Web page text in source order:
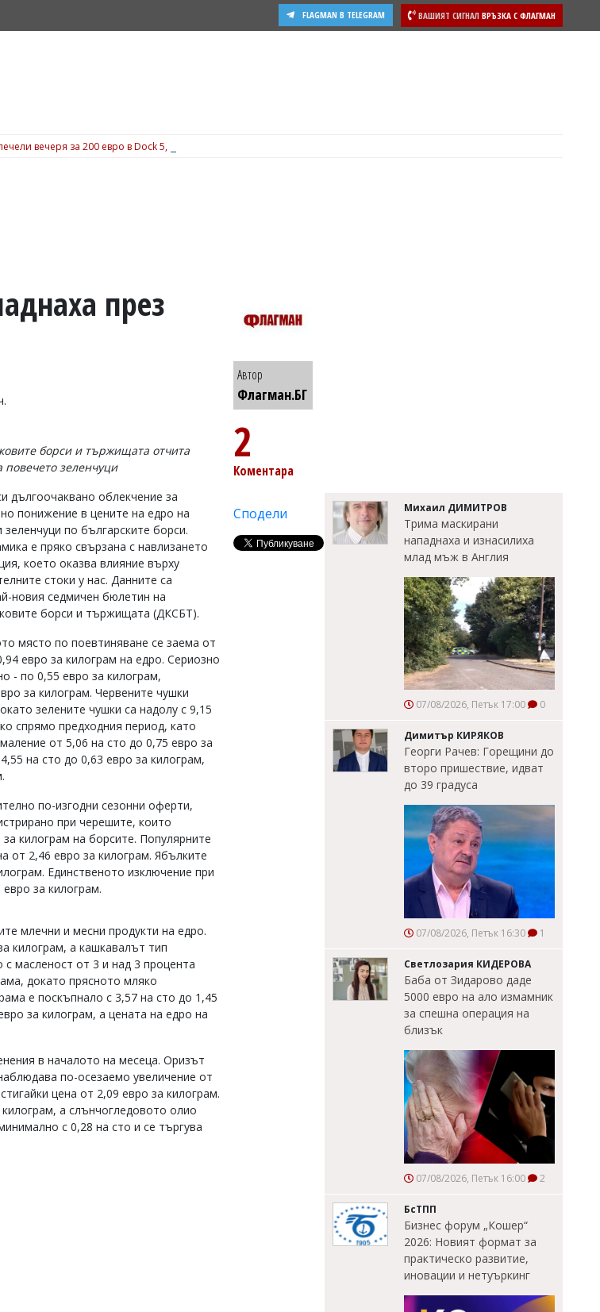
ВАШИЯТ СИГНАЛ ВРЪЗКА С ФЛАГМАН
FLAGMAN В TELEGRAM
вечеря за 200 евро в Dock 5, вижте подробности
през
борси и тържищата отчита
зеленчуци
дългоочаквано облекчение за
понижение в цените на едро на
по българските борси.
е пряко свързана с навлизането
което оказва влияние върху
стоки у нас. Данните са
новия седмичен бюлетин на
борси и тържищата (ДКСБТ).
място по поевтиняване се заема от
евро за килограм на едро. Сериозно
- по 0,55 евро за килограм,
за килограм. Червените чушки
зелените чушки са надолу с 9,15
спрямо предходния период, като
от 5,06 на сто до 0,75 евро за
на сто до 0,63 евро за килограм,
по-изгодни сезонни оферти,
при черешите, които
килограм на борсите. Популярните
от 2,46 евро за килограм. Ябълките
Единственото изключение при
за килограм.
млечни и месни продукти на едро.
килограм, а кашкавалът тип
масленост от 3 и над 3 процента
докато прясното мляко
е поскъпнало с 3,57 на сто до 1,45
за килограм, а цената на едро на
в началото на месеца. Оризът
по-осезаемо увеличение от
цена от 2,09 евро за килограм.
а слънчогледовото олио
с 0,28 на сто и се търгува
Автор
Флагман.БГ
2
Коментара
Сподели Михаил ДИМИТРОВ
Трима маскирани
нападнаха и изнасилиха
млад мъж в Англия
07/08/2026, Петък 17:00 0
Димитър КИРЯКОВ
Георги Рачев: Горещини до
второ пришествие, идват
до 39 градуса
07/08/2026, Петък 16:30 1
Светлозария КИДЕРОВА
Баба от Зидарово даде
5000 евро на ало измамник
за спешна операция на
близък
07/08/2026, Петък 16:00 2
БсТПП
Бизнес форум „Кошер“
2026: Новият формат за
практическо развитие,
иновации и нетуъркинг